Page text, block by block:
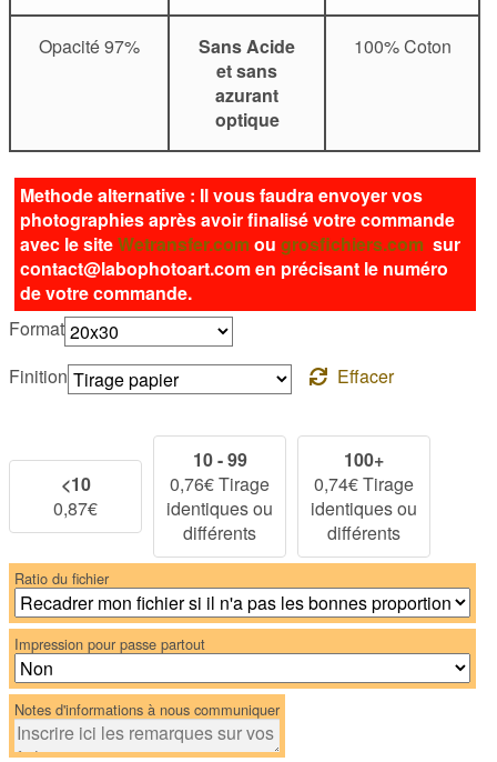
Opacité 97%
Sans Acide
et sans
azurant
optique
100% Coton
Methode alternative : Il vous faudra envoyer vos
photographies après avoir finalisé votre commande
avec le siteWetransfer.com ou grosfichiers.com sur
contact@labophotoart.com en précisant le numéro
de votre commande.
Format
Finition
Effacer
<10
0,87€
10 - 99
0,76€Tirage
identiques ou
différents
100+
0,74€Tirage
identiques ou
différents
Ratio du fichier
Impression pour passe partout
Notes d'informations à nous communiquer